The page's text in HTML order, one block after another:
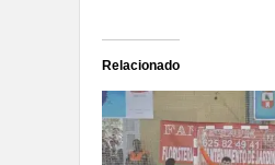
Relacionado